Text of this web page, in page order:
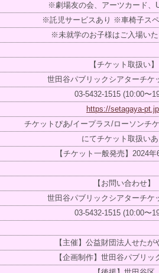
※劇場友の会、アーツカード、
※託児サービスあり ※車椅子ス
※未就学のお子様はご入場い
【チケット取扱い】
世田谷パブリックシアターチケ
03-5432-1515 (10:00〜
https://setagaya-
チケットぴあ/イープラス/ローソンチ
にてチケット取扱い
【チケット一般発売】2024
【お問い合わせ】
世田谷パブリックシアターチケ
03-5432-1515 (10:00〜
【主催】公益財団法人せたが
【企画制作】世田谷パブリッ